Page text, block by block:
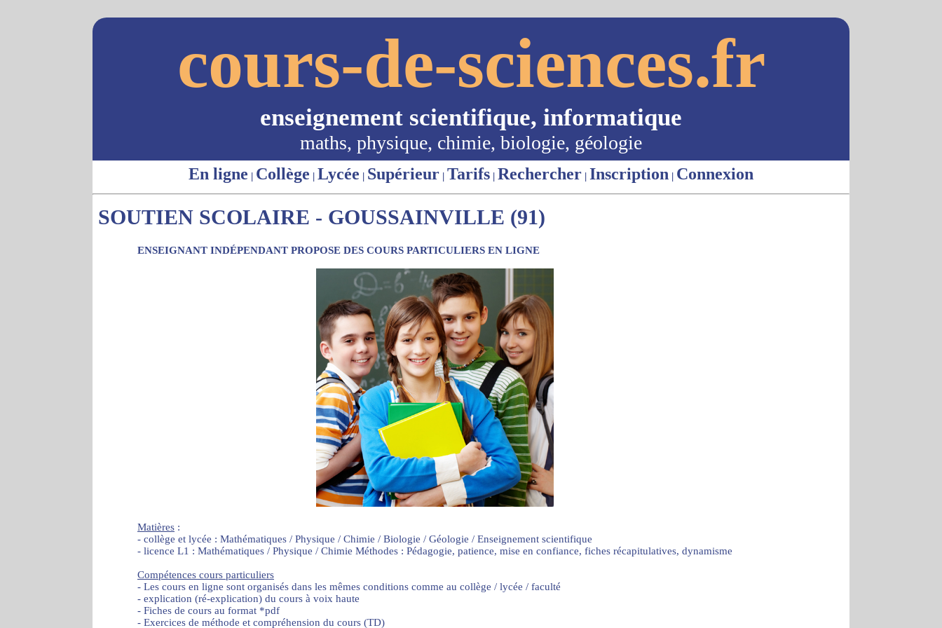
cours-de-sciences.fr
enseignement scientifique, informatique
maths, physique, chimie, biologie, géologie
En ligne | Collège | Lycée | Supérieur | Tarifs | Rechercher | Inscription | Connexion
SOUTIEN SCOLAIRE - GOUSSAINVILLE (91)
ENSEIGNANT INDÉPENDANT PROPOSE DES COURS PARTICULIERS EN LIGNE
Matières :
- collège et lycée : Mathématiques / Physique / Chimie / Biologie / Géologie / Enseignement scientifique
- licence L1 : Mathématiques / Physique / Chimie Méthodes : Pédagogie, patience, mise en confiance, fiches récapitulatives, dynamisme
Compétences cours particuliers
- Les cours en ligne sont organisés dans les mêmes conditions comme au collège / lycée / faculté
- explication (ré-explication) du cours à voix haute
- Fiches de cours au format *pdf
- Exercices de méthode et compréhension du cours (TD)